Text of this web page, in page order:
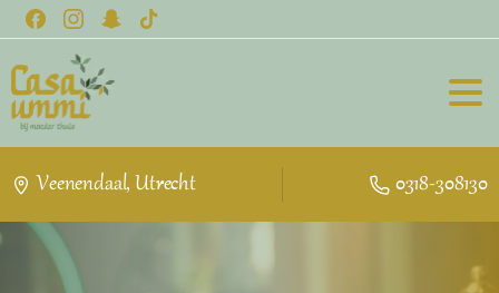
Veenendaal, Utrecht 0318-308130